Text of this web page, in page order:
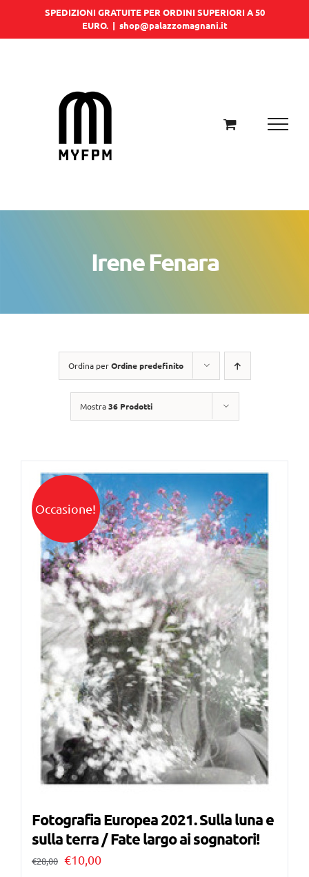
SPEDIZIONI GRATUITE PER ORDINI SUPERIORI A 50
EURO. | shop@palazzomagnani.it
Irene Fenara
Ordina perOrdine predefinito
Mostra36 Prodotti
Occasione!
Fotografia Europea 2021. Sulla luna e
sulla terra / Fate largo ai sognatori!
€28,00 Il
€10,00Il